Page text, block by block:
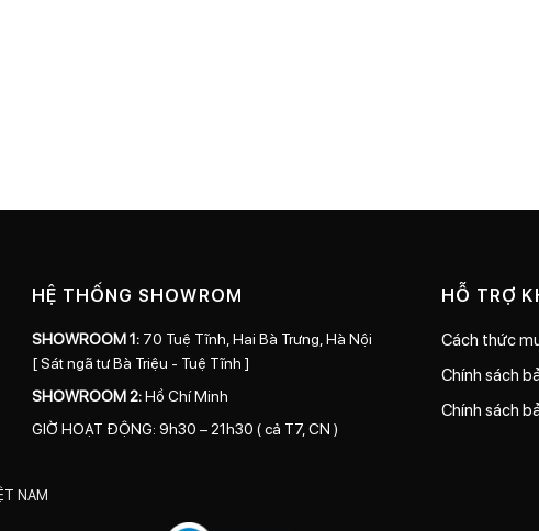
HỆ THỐNG SHOWROM
SHOWROOM 1: 70 Tuệ Tĩnh, Hai Bà Trưng, Hà Nội
[ Sát ngã tư Bà Triệu - Tuệ Tĩnh ]
SHOWROOM 2:Hồ Chí Minh
GIỜ HOẠT ĐỘNG: 9h30 – 21h30 ( cả T7, CN )
HỖ TRỢ
Cách thức
Chính sách
Chính sách
NAM